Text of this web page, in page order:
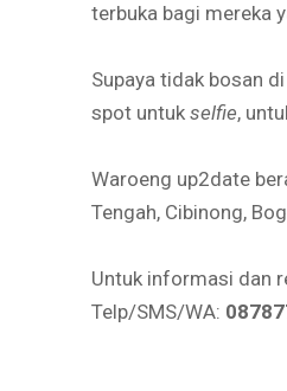
terbuka bagi mereka
Supaya tidak bosan
spot untuk selfie,
Waroeng up2date
Tengah, Cibinong,
Untuk informasi dan
Telp/SMS/WA: